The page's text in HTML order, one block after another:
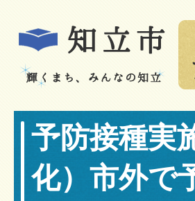
予防接種実
化）市外で